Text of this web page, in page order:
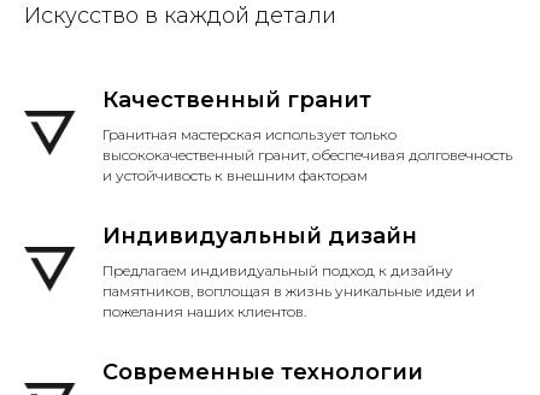
Искусство в каждой детали
Качественный гранит
Гранитная мастерская использует только
высококачественный гранит, обеспечивая долговечность
и устойчивость к внешним факторам
Индивидуальный дизайн
Предлагаем индивидуальный подход к дизайну
памятников, воплощая в жизнь уникальные идеи и
пожелания наших клиентов.
Современные технологии